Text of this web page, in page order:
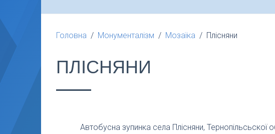
Головна Монументалізм Мозаїка Плісняни
ПЛІСНЯНИ
Автобусна зупинка села Плісняни, Тернопільсьскої